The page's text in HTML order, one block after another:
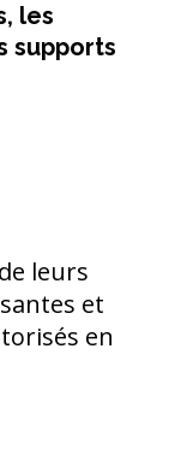
les
supports
leurs
et
en